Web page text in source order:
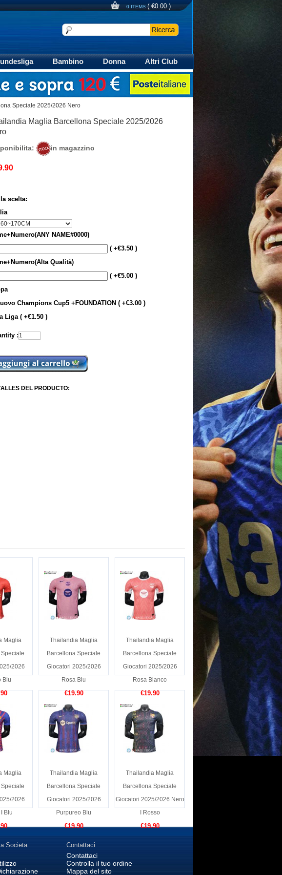
0 ITEMS ( €0.00 )
Bambino Donna
Altri Club
Maglia Calcio Polo
Speciale 2025/2026 Nero
Maglia Barcellona Speciale 2025/2026
in magazzino
scelta:
NAME#0000)
( +€3.50 )
Qualità)
( +€5.00 )
Champions Cup5 +FOUNDATION ( +€3.00 )
Liga ( +€1.50 )
:
DEL PRODUCTO:
Maglia
2026
Blu
Thailandia Maglia
Barcellona Speciale
Giocatori 2025/2026
Rosa Blu
€19.90
Thailandia Maglia
Barcellona Speciale
Giocatori 2025/2026
Rosa Bianco
€19.90
Maglia
2026
Blu
Thailandia Maglia
Barcellona Speciale
Giocatori 2025/2026
Purpureo Blu
€19.90
Thailandia Maglia
Barcellona Speciale
Giocatori 2025/2026 Nero
I Rosso
€19.90
Societa Contattaci
Contattaci
Controlla il tuo ordine
Mappa del sito